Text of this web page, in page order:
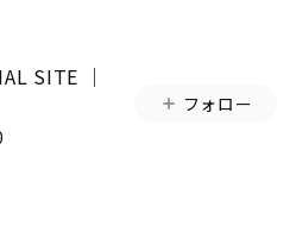
SITE │
フォロー